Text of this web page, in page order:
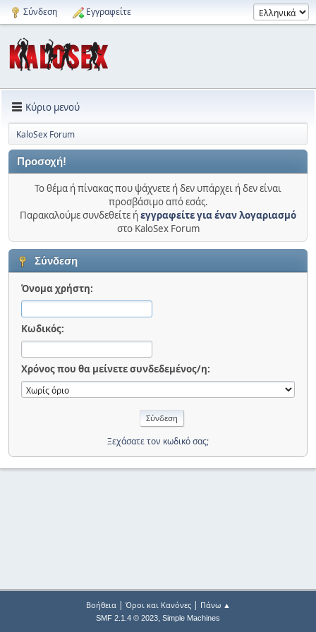
Σύνδεση Εγγραφείτε
Κύριο μενού
KaloSex Forum
Προσοχή!
Το θέμα ή πίνακας που ψάχνετε ή δεν υπάρχει ή δεν είναι
προσβάσιμο από εσάς.
Παρακαλούμε συνδεθείτε ήεγγραφείτε για έναν λογαριασμό
στο KaloSex Forum
Σύνδεση
Όνομα χρήστη:
Κωδικός:
Χρόνος που θα μείνετε συνδεδεμένος/η:
Ξεχάσατε τον κωδικό σας;
Βοήθεια| Όροι και Κανόνες| Πάνω ▲
SMF 2.1.4 © 2023, Simple Machines